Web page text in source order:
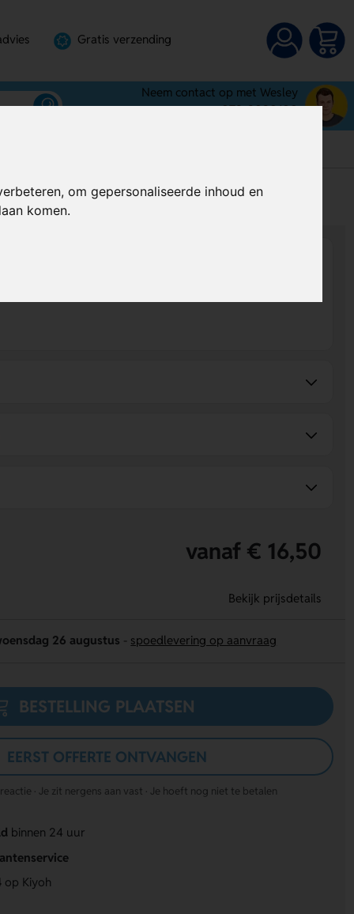
om gepersonaliseerde inhoud en
komen.
Gratis verzending
Neem contact op met Wesley
072-3030100
Al vanaf€ 0,43 per stuk (excl. BTW)
vanaf € 16,50
Bekijk prijsdetails
26 augustus spoedlevering op aanvraag
BESTELLING PLAATSEN
EERST OFFERTE ONTVANGEN
· Je zit nergens aan vast · Je hoeft nog niet te betalen
binnen 24 uur
op Kiyoh